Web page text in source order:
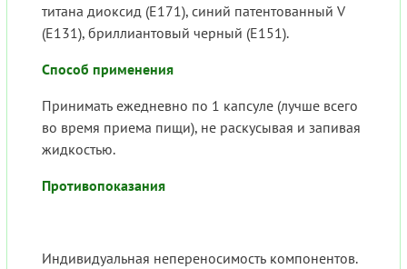
титана диоксид (Е171), синий патентованный V
(Е131), бриллиантовый черный (Е151).
Способ применения
Принимать ежедневно по 1 капсуле (лучше всего
во время приема пищи), не раскусывая и запивая
жидкостью.
Противопоказания
Индивидуальная непереносимость компонентов.